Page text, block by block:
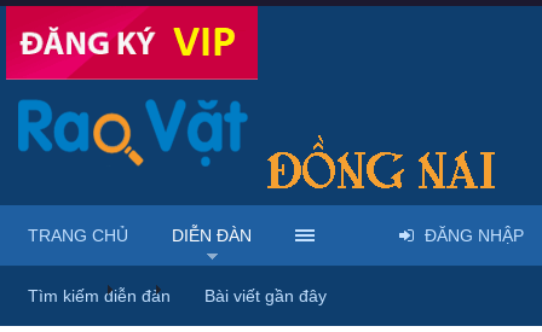
Diễn đàn ... Rao vặt tổng hợp - Uy tín - Miễn phí
TRANG CHỦ DIỄN ĐÀN
Tìm kiếm diễn đàn Bài viết gần đây
ĐĂNG NHẬP